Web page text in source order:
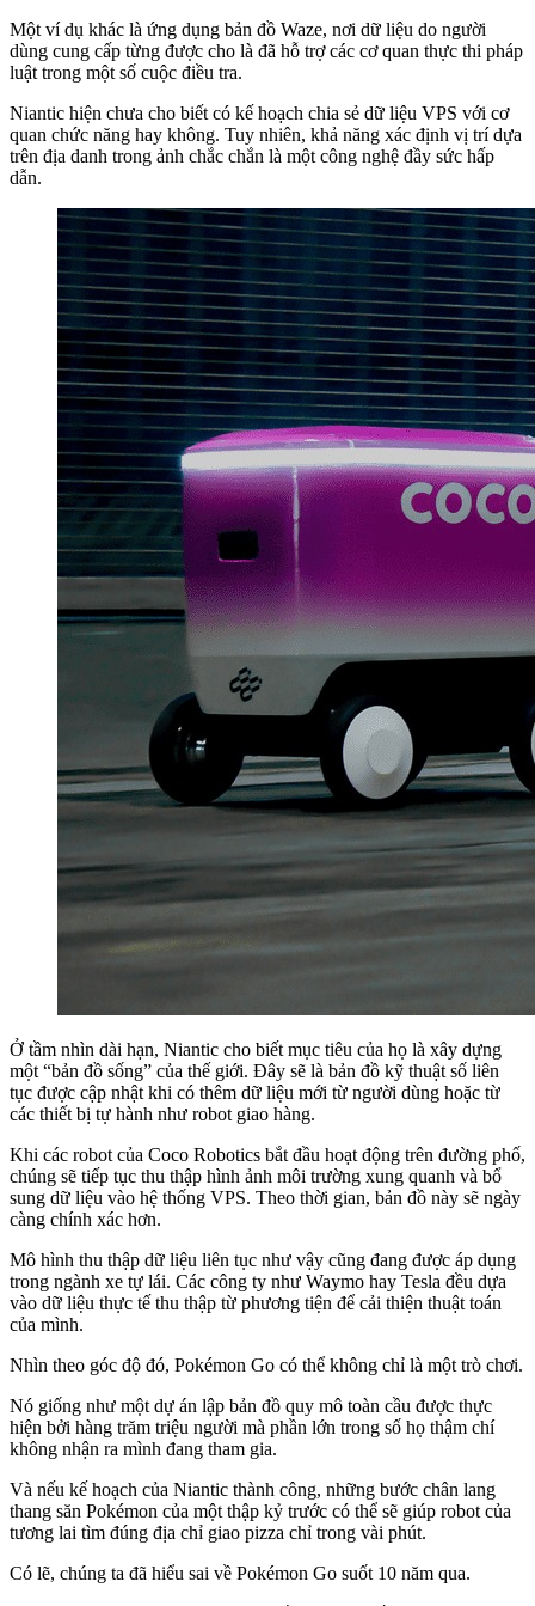
Một ví dụ khác là ứng dụng bản đồ Waze, nơi dữ liệu do người
dùng cung cấp từng được cho là đã hỗ trợ các cơ quan thực thi pháp
luật trong một số cuộc điều tra.
Niantic hiện chưa cho biết có kế hoạch chia sẻ dữ liệu VPS với cơ
quan chức năng hay không. Tuy nhiên, khả năng xác định vị trí dựa
trên địa danh trong ảnh chắc chắn là một công nghệ đầy sức hấp
dẫn.
Ở tầm nhìn dài hạn, Niantic cho biết mục tiêu của họ là xây dựng
một “bản đồ sống” của thế giới. Đây sẽ là bản đồ kỹ thuật số liên
tục được cập nhật khi có thêm dữ liệu mới từ người dùng hoặc từ
các thiết bị tự hành như robot giao hàng.
Khi các robot của Coco Robotics bắt đầu hoạt động trên đường phố,
chúng sẽ tiếp tục thu thập hình ảnh môi trường xung quanh và bổ
sung dữ liệu vào hệ thống VPS. Theo thời gian, bản đồ này sẽ ngày
càng chính xác hơn.
Mô hình thu thập dữ liệu liên tục như vậy cũng đang được áp dụng
trong ngành xe tự lái. Các công ty như Waymo hay Tesla đều dựa
vào dữ liệu thực tế thu thập từ phương tiện để cải thiện thuật toán
của mình.
Nhìn theo góc độ đó, Pokémon Go có thể không chỉ là một trò chơi.
Nó giống như một dự án lập bản đồ quy mô toàn cầu được thực
hiện bởi hàng trăm triệu người mà phần lớn trong số họ thậm chí
không nhận ra mình đang tham gia.
Và nếu kế hoạch của Niantic thành công, những bước chân lang
thang săn Pokémon của một thập kỷ trước có thể sẽ giúp robot của
tương lai tìm đúng địa chỉ giao pizza chỉ trong vài phút.
Có lẽ, chúng ta đã hiểu sai về Pokémon Go suốt 10 năm qua.